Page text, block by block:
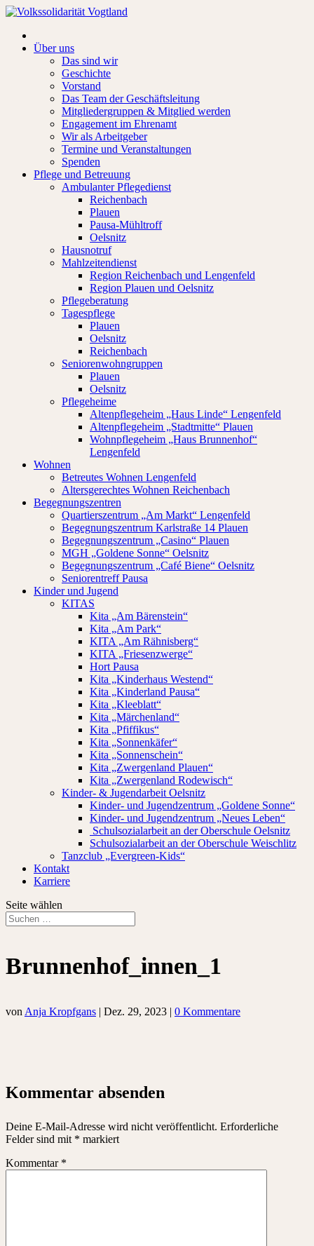
Über uns
Das sind wir
Geschichte
Vorstand
Das Team der Geschäftsleitung
Mitgliedergruppen & Mitglied werden
Engagement im Ehrenamt
Wir als Arbeitgeber
Termine und Veranstaltungen
Spenden
Pflege und Betreuung
Ambulanter Pflegedienst
Reichenbach
Plauen
Pausa-Mühltroff
Oelsnitz
Hausnotruf
Mahlzeitendienst
Region Reichenbach und Lengenfeld
Region Plauen und Oelsnitz
Pflegeberatung
Tagespflege
Plauen
Oelsnitz
Reichenbach
Seniorenwohngruppen
Plauen
Oelsnitz
Pflegeheime
Altenpflegeheim „Haus Linde“ Lengenfeld
Altenpflegeheim „Stadtmitte“ Plauen
Wohnpflegeheim „Haus Brunnenhof“
Lengenfeld
Wohnen
Betreutes Wohnen Lengenfeld
Altersgerechtes Wohnen Reichenbach
Begegnungszentren
Quartierszentrum „Am Markt“ Lengenfeld
Begegnungszentrum Karlstraße 14 Plauen
Begegnungszentrum „Casino“ Plauen
MGH „Goldene Sonne“ Oelsnitz
Begegnungszentrum „Café Biene“ Oelsnitz
Seniorentreff Pausa
Kinder und Jugend
KITAS
Kita „Am Bärenstein“
Kita „Am Park“
KITA „Am Rähnisberg“
KITA „Friesenzwerge“
Hort Pausa
Kita „Kinderhaus Westend“
Kita „Kinderland Pausa“
Kita „Kleeblatt“
Kita „Märchenland“
Kita „Pfiffikus“
Kita „Sonnenkäfer“
Kita „Sonnenschein“
Kita „Zwergenland Plauen“
Kita „Zwergenland Rodewisch“
Kinder- & Jugendarbeit Oelsnitz
Kinder- und Jugendzentrum „Goldene Sonne“
Kinder- und Jugendzentrum „Neues Leben“
Schulsozialarbeit an der Oberschule Oelsnitz
Schulsozialarbeit an der Oberschule Weischlitz
Tanzclub „Evergreen-Kids“
Kontakt
Karriere
Seite wählen
Brunnenhof_innen_1
vonAnja Kropfgans | Dez. 29, 2023 | 0 Kommentare
Kommentar absenden
Deine E-Mail-Adresse wird nicht veröffentlicht. Erforderliche
Felder sind mit * markiert
Kommentar *